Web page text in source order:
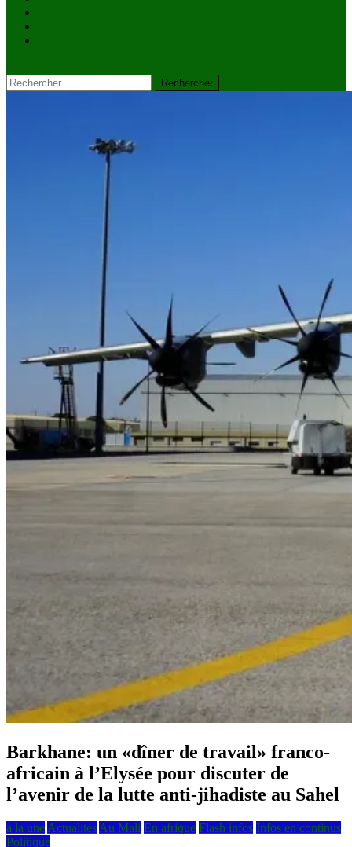
Rechercher :
Barkhane: un «dîner de travail» franco-
africain à l’Elysée pour discuter de
l’avenir de la lutte anti-jihadiste au Sahel
à la une Actualités Au Mali En afrique Flash infos Infos en continus
Politique